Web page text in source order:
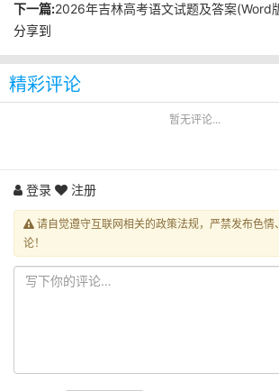
下一篇:2026年吉林高考语文试题及答案(Word
分享到
精彩评论
暂无评论...
登录 注册
请自觉遵守互联网相关的政策法规，严禁发布色情
论！